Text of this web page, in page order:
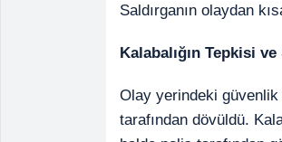
Saldırganın olaydan
Kalabalığın Tepkisi ve
Olay yerindeki güvenlik
tarafından dövüldü.